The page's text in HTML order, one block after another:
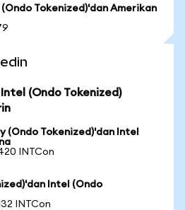
Tokenized)'dan Amerikan
(Ondo Tokenized)
(Ondo Tokenized)'dan Intel
INTCon
Intel (Ondo
INTCon